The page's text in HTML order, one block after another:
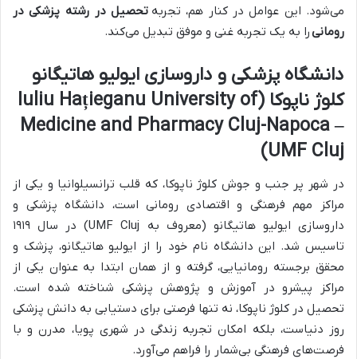
می‌شود. این عوامل در کنار هم، تجربه تحصیل در رشته پزشکی در
رومانیرا به یک تجربه غنی و موفق تبدیل می‌کند.
دانشگاه پزشکی و داروسازی ایولیو هاتیگانو
کلوژ ناپوکا (Iuliu Hațieganu University of
Medicine and Pharmacy Cluj-Napoca –
UMF Cluj)
در شهر پر جنب و جوش کلوژ ناپوکا، که قلب ترانسیلوانیا و یکی از
مراکز مهم فرهنگی و اقتصادی رومانی است، دانشگاه پزشکی و
داروسازی ایولیو هاتیگانو (معروف به UMF Cluj) در سال ۱۹۱۹
تاسیس شد. این دانشگاه نام خود را از ایولیو هاتیگانو، پزشک و
محقق برجسته رومانیایی، گرفته و از همان ابتدا به عنوان یکی از
مراکز پیشرو در آموزش و پژوهش پزشکی شناخته شده است.
تحصیل در کلوژ ناپوکا، نه تنها فرصتی برای دستیابی به دانش پزشکی
روز دنیاست، بلکه امکان تجربه زندگی در شهری پویا، مدرن و با
فرصت‌های فرهنگی بی‌شمار را فراهم می‌آورد.